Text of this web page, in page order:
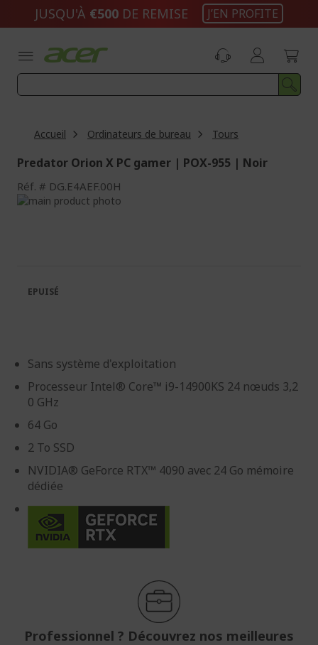
JUSQU'À €500 DE REMISE J’EN PROFITE
Accueil Ordinateurs de bureau Tours
Predator Orion X PC gamer | POX-955 | Noir
Réf. DG.E4AEF.00H
Passer
galerie
d’images
Galerie
d’images
Sans système d'exploitation
Processeur Intel® Core™ i9-14900KS 24 nœuds 3,2
0 GHz
64 Go
2 To SSD
NVIDIA® GeForce RTX™ 4090 avec 24 Go mémoire
dédiée
Professionnel ? Découvrez nos meilleures
EPUISÉ